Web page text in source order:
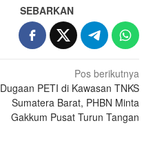
SEBARKAN
Pos berikutnya
Dugaan PETI di Kawasan TNKS
Sumatera Barat, PHBN Minta
Gakkum Pusat Turun Tangan